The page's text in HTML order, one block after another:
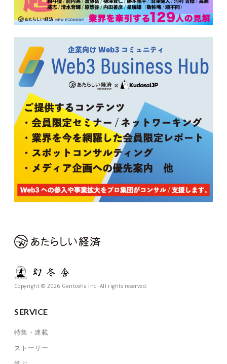
Copyright © 2026 Gentosha Inc. All rights reserved.
SERVICE
特集・連載
ストーリー